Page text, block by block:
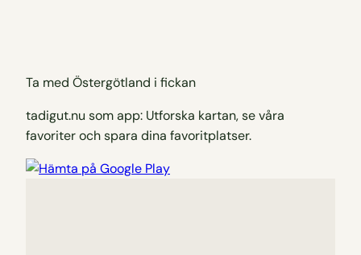
Ta med Östergötland i fickan
tadigut.nu som app: Utforska kartan, se våra
favoriter och spara dina favoritplatser.